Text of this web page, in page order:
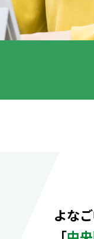
よな